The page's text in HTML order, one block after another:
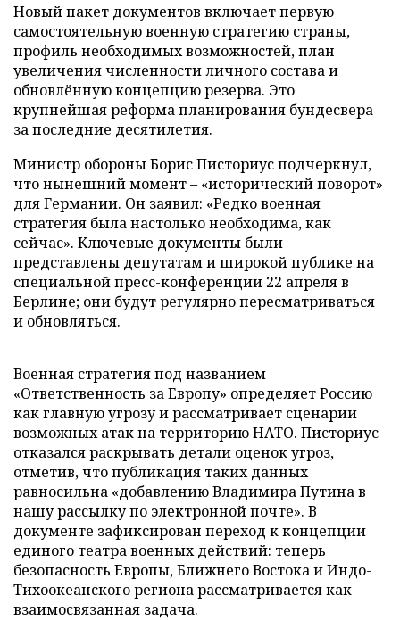
Новый пакет документов включает первую
самостоятельную военную стратегию страны,
профиль необходимых возможностей, план
увеличения численности личного состава и
обновлённую концепцию резерва. Это
крупнейшая реформа планирования бундесвера
за последние десятилетия.
Министр обороны Борис Писториус подчеркнул,
что нынешний момент – «исторический поворот»
для Германии. Он заявил: «Редко военная
стратегия была настолько необходима, как
сейчас». Ключевые документы были
представлены депутатам и широкой публике на
специальной пресс-конференции 22 апреля в
Берлине; они будут регулярно пересматриваться
и обновляться.
Военная стратегия под названием
«Ответственность за Европу» определяет Россию
как главную угрозу и рассматривает сценарии
возможных атак на территорию НАТО. Писториус
отказался раскрывать детали оценок угроз,
отметив, что публикация таких данных
равносильна «добавлению Владимира Путина в
нашу рассылку по электронной почте». В
документе зафиксирован переход к концепции
единого театра военных действий: теперь
безопасность Европы, Ближнего Востока и Индо-
Тихоокеанского региона рассматривается как
взаимосвязанная задача.